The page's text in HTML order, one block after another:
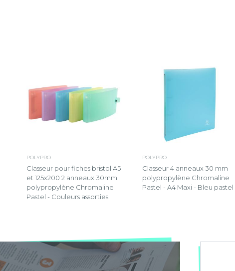
POLYPRO
Classeur pour fiches bristol A5
et 125x200 2 anneaux 30mm
polypropylène Chromaline
Pastel - Couleurs assorties
POLYPRO
Classeur 4 anneaux 30 mm
polypropylène Chromaline
Pastel - A4 Maxi - Bleu pastel